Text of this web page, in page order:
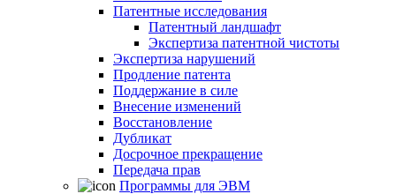
Патентные исследования
Патентный ландшафт
Экспертиза патентной чистоты
Экспертиза нарушений
Продление патента
Поддержание в силе
Внесение изменений
Восстановление
Дубликат
Досрочное прекращение
Передача прав
Программы для ЭВМ